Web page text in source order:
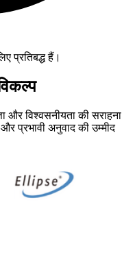
प्रतिबद्ध हैं।
और विश्वसनीयता की सराहना
प्रभावी अनुवाद की उम्मीद